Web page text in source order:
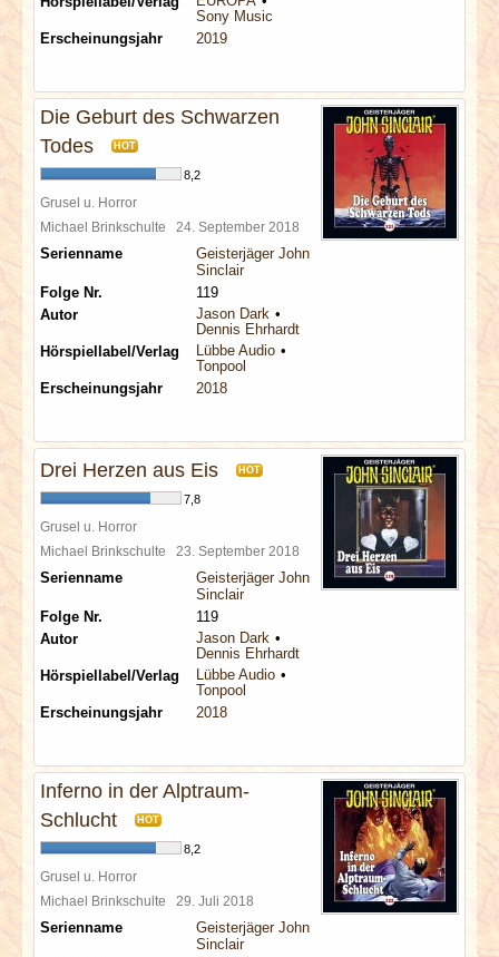
Sony Music
Erscheinungsjahr
2019
Die Geburt des Schwarzen
Todes
HOT
8,2
Grusel u. Horror
Michael Brinkschulte 24. September 2018
Serienname
Geisterjäger John
Sinclair
Folge Nr.
119
Autor
Jason Dark
Dennis Ehrhardt
Hörspiellabel/Verlag
Lübbe Audio
Tonpool
Erscheinungsjahr
2018
Drei Herzen aus Eis HOT
7,8
Grusel u. Horror
Michael Brinkschulte 23. September 2018
Serienname
Geisterjäger John
Sinclair
Folge Nr.
119
Autor
Jason Dark
Dennis Ehrhardt
Hörspiellabel/Verlag
Lübbe Audio
Tonpool
Erscheinungsjahr
2018
Inferno in der Alptraum-
Schlucht
HOT
8,2
Grusel u. Horror
Michael Brinkschulte 29. Juli 2018
Serienname
Geisterjäger John
Sinclair